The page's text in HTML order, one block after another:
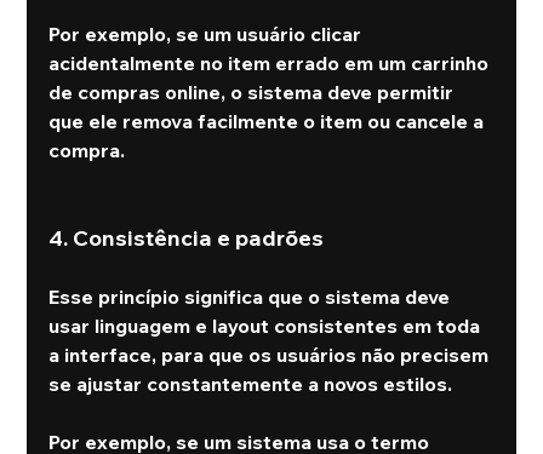
Por exemplo, se um usuário clicar
acidentalmente no item errado em um carrinho
de compras online, o sistema deve permitir
que ele remova facilmente o item ou cancele a
compra.
4. Consistência e padrões
Esse princípio significa que o sistema deve
usar linguagem e layout consistentes em toda
a interface, para que os usuários não precisem
se ajustar constantemente a novos estilos.
Por exemplo, se um sistema usa o termo